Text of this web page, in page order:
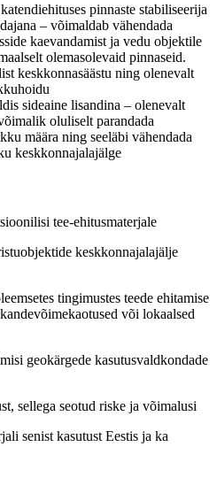
pinnaste stabiliseerija
– võimaldab vähendada
kaevandamist ja vedu objektile
olemasolevaid pinnaseid.
keskkonnasäästu ning olenevalt
sideaine lisandina – olenevalt
oluliselt parandada
määra ning seeläbi vähendada
keskkonnajalajälge
tee-ehitusmaterjale
keskkonnajalajälje
tingimustes teede ehitamise
või lokaalsed
geokärgede kasutusvaldkondade
sellega seotud riske ja võimalusi
senist kasutust Eestis ja ka